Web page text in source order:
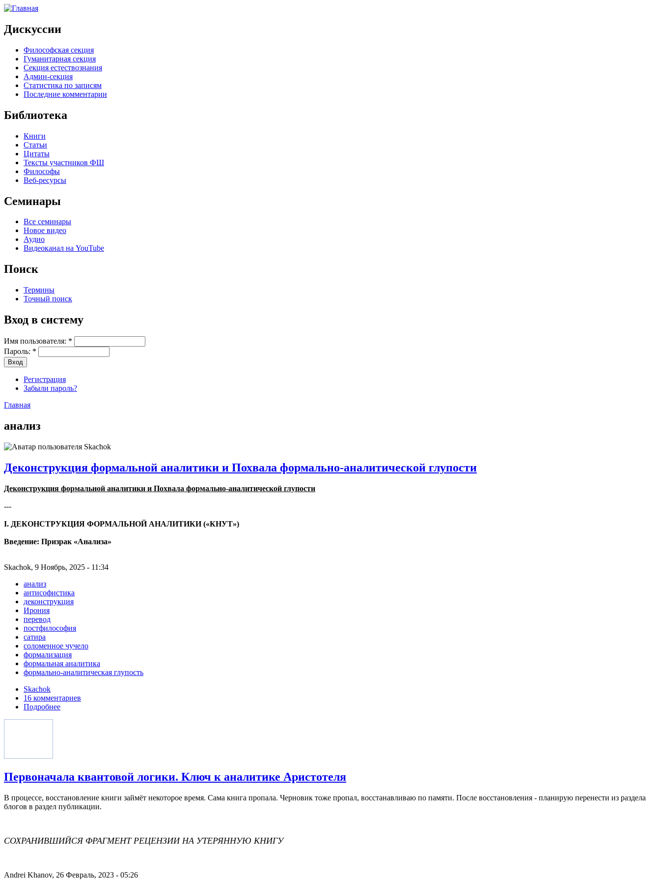
Дискуссии
Философская секция
Гуманитарная секция
Секция естествознания
Админ-секция
Статистика по записям
Последние комментарии
Библиотека
Книги
Статьи
Цитаты
Тексты участников ФШ
Философы
Веб-ресурсы
Семинары
Все семинары
Новое видео
Аудио
Видеоканал на YouTube
Поиск
Термины
Точный поиск
Вход в систему
Имя пользователя: *
Пароль: *
Регистрация
Забыли пароль?
Главная
анализ
Деконструкция формальной аналитики и Похвала формально-аналитической глупости
Деконструкция формальной аналитики и Похвала формально-аналитической глупости
‎---
‎I. ДЕКОНСТРУКЦИЯ ФОРМАЛЬНОЙ АНАЛИТИКИ («КНУТ»)
‎Введение: Призрак «Анализа»
Skachok, 9 Ноябрь, 2025 - 11:34
анализ
антисофистика
деконструкция
Ирония
перевод
постфилософия
сатира
соломенное чучело
формализация
формальная аналитика
формально-аналитическая глупость
Skachok
16 комментариев
Подробнее
Первоначала квантовой логики. Ключ к аналитике Аристотеля
В процессе, восстановление книги займёт некоторое время. Сама книга пропала. Черновик тоже пропал, восстанавливаю по памяти. После восстановления - планирую перенести из раздела
блогов в раздел публикации.
СОХРАНИВШИЙСЯ ФРАГМЕНТ РЕЦЕНЗИИ НА УТЕРЯННУЮ КНИГУ
Andrei Khanov, 26 Февраль, 2023 - 05:26